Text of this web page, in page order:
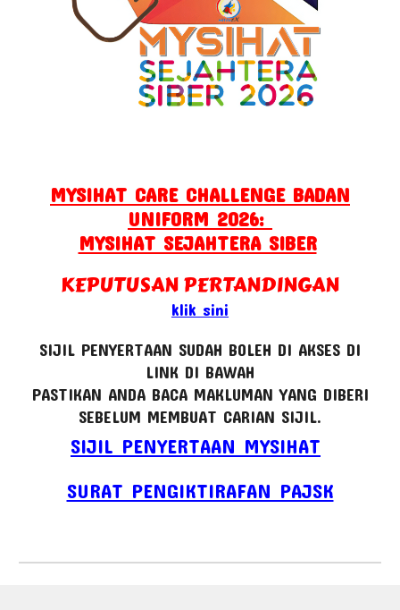
MYSIHAT CARE CHALLENGE BADAN
UNIFORM 2026:
MYSIHAT SEJAHTERA SIBER
KEPUTUSAN PERTANDINGAN
klik sini
SIJIL PENYERTAAN SUDAH BOLEH DI AKSES DI
LINK DI BAWAH
PASTIKAN ANDA BACA MAKLUMAN YANG DIBERI
SEBELUM MEMBUAT CARIAN SIJIL.
SIJIL PENYERTAAN MYSIHAT
SURAT PENGIKTIRAFAN PAJSK